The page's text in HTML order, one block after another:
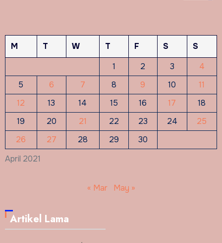
April 2021
M T W T F S
S
1
2 3
4
5
6 7 8 9 10
11
12
13 14 15 16 17
18
19
20 21 22 23 24
25
26
27 28 29 30
« Mar May »
Artikel Lama